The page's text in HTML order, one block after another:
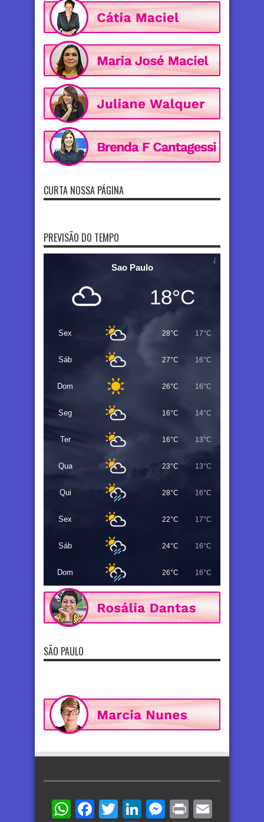
CURTA NOSSA PÁGINA
PREVISÃO DO TEMPO
Sao Paulo
18°C
Sex 28°C 17°C
Sáb 27°C 16°C
Dom 26°C 16°C
Seg 16°C 14°C
Ter 16°C 13°C
Qua 23°C 13°C
Qui 28°C 16°C
Sex 22°C 17°C
Sáb 24°C 16°C
Dom 26°C 16°C
SÃO PAULO
WhatsApp
Facebook
TwitterLinkedIn
Messenger
Print